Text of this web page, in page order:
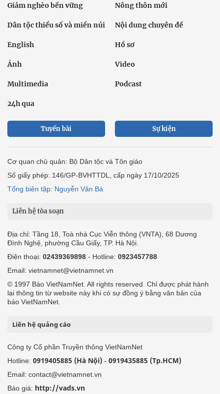
Giảm nghèo bền vững Nông thôn mới
Dân tộc thiểu số và miền núi Nội dung chuyên đề
English Hồ sơ
Ảnh Video
Multimedia Podcast
24h qua
Tuyến bài Sự kiện
Cơ quan chủ quản: Bộ Dân tộc và Tôn giáo
Số giấy phép: 146/GP-BVHTTDL, cấp ngày 17/10/2025
Tổng biên tập: Nguyễn Văn Bá
Liên hệ tòa soạn
Địa chỉ: Tầng 18, Toà nhà Cục Viễn thông (VNTA), 68 Dương
Đình Nghệ, phường Cầu Giấy, TP. Hà Nội.
Điện thoại: 02439369898 - Hotline: 0923457788
Email: vietnamnet@vietnamnet.vn
© 1997 Báo VietNamNet. All rights reserved. Chỉ được phát hành
lại thông tin từ website này khi có sự đồng ý bằng văn bản của
báo VietNamNet.
Liên hệ quảng cáo
Công ty Cổ phần Truyền thông VietNamNet
Hotline: 0919405885 (Hà Nội) - 0919435885 (Tp.HCM)
Email: contact@vietnamnet.vn
Báo giá: http://vads.vn